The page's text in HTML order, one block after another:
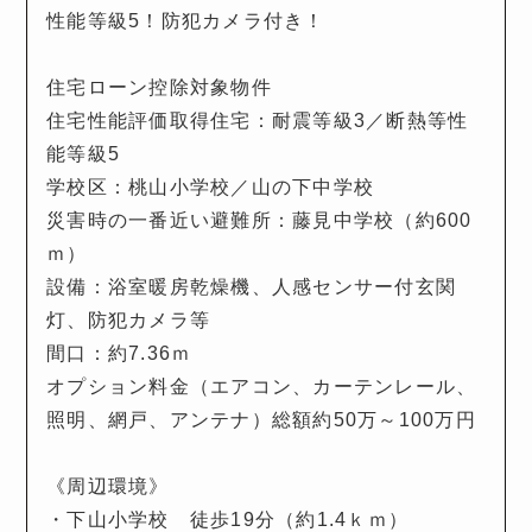
性能等級5！防犯カメラ付き！
住宅ローン控除対象物件
住宅性能評価取得住宅：耐震等級3／断熱等性
能等級5
学校区：桃山小学校／山の下中学校
災害時の一番近い避難所：藤見中学校（約600
ｍ）
設備：浴室暖房乾燥機、人感センサー付玄関
灯、防犯カメラ等
間口：約7.36ｍ
オプション料金（エアコン、カーテンレール、
照明、網戸、アンテナ）総額約50万～100万円
《周辺環境》
・下山小学校 徒歩19分（約1.4ｋｍ）